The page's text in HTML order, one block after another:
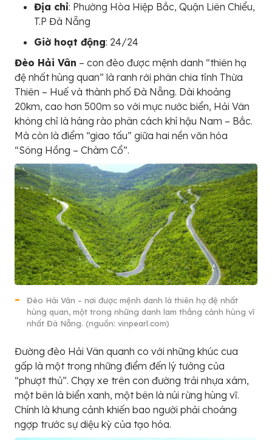
Địa chỉ: Phường Hòa Hiệp Bắc, Quận Liên Chiểu,
T.P Đà Nẵng
Giờ hoạt động: 24/24
Đèo Hải Vân – con đèo được mệnh danh “thiên hạ
đệ nhất hùng quan” là ranh rới phân chia tỉnh Thừa
Thiên – Huế và thành phố Đà Nẵng. Dài khoảng
20km, cao hơn 500m so với mực nước biển, Hải Vân
không chỉ là hàng rào phân cách khí hậu Nam – Bắc.
Mà còn là điểm “giao tấu” giữa hai nền văn hóa
“Sông Hồng – Chàm Cổ”.
Đèo Hải Vân – nơi được mệnh danh là thiên hạ đệ nhất
hùng quan, một trong những danh lam thắng cảnh hùng vĩ
nhất Đà Nẵng. (nguồn: vinpearl.com)
Đường đèo Hải Vân quanh co với những khúc cua
gấp là một trong những điểm đến lý tưởng của
“phượt thủ”. Chạy xe trên con đường trải nhựa xám,
một bên là biển xanh, một bên là núi rừng hùng vĩ.
Chính là khung cảnh khiến bao người phải choáng
ngợp trước sự diệu kỳ của tạo hóa.